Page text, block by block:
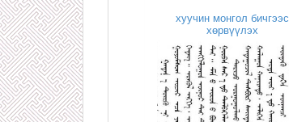
хуучин монгол бичгээс
хөрвүүлэх